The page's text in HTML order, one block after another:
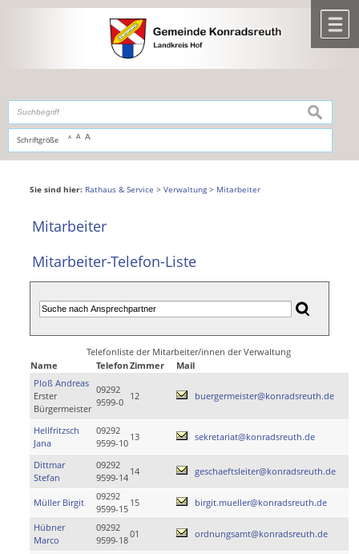
,zur Navigationoderzur Startseitespringen.
Schriftgröße A A A
suchen
Sie sind hier: Rathaus & Service > Verwaltung> Mitarbeiter
Mitarbeiter
Mitarbeiter-Telefon-Liste
Telefonliste der Mitarbeiter/innen der Verwaltung
Name
TelefonZimmer
Mail
Ploß Andreas
Erster
Bürgermeister
09292
9599-0
12 buergermeister@konradsreuth.de
Hellfritzsch
Jana
09292
9599-10
13 sekretariat@konradsreuth.de
Dittmar
Stefan
09292
9599-14
14 geschaeftsleiter@konradsreuth.de
Müller Birgit
09292
9599-15
15 birgit.mueller@konradsreuth.de
Hübner
Marco
09292
9599-18
01 ordnungsamt@konradsreuth.de